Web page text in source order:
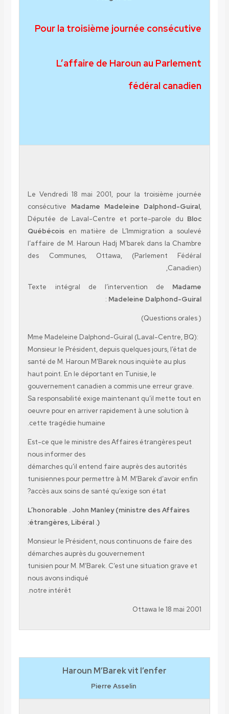
Pour la troisième journée
L’affaire de Haroun au
fédéral
Le Vendredi 18 mai 2001, pour la troisième
consécutiveMadame Madeleine
Députée de Laval-Centre et porte-parole
Québécoisen matière de L’Immigration a
l’affaire de M. Haroun Hadj M’barek dans la
des Communes, Ottawa, (Parlement
Texte intégral de l’intervention de
Madeleine
:
Mme Madeleine Dalphond-Guiral (Laval-
Monsieur le Président, depuis quelques jours,
santé de M. Haroun M’Barek nous inquiète au
haut point. En le déportant en Tunisie, le
gouvernement canadien a commis une erreur
Sa responsabilité exige maintenant qu’il
oeuvre pour en arriver rapidement à une
cette tragédie humaine.
Est-ce que le ministre des Affaires étrangères
nous informer des
démarches qu’il entend faire auprès des
tunisiennes pour permettre à M. M’Barek
accès aux soins de santé qu’exige son état?
L’honorable . John Manley (ministre des
étrangères, Libéral .):
Monsieur le Président, nous continuons de
démarches auprès du gouvernement
tunisien pour M. M’Barek. C’est une situation
nous avons indiqué
Ottawa le 18
Haroun M’Barek vit l’enfer